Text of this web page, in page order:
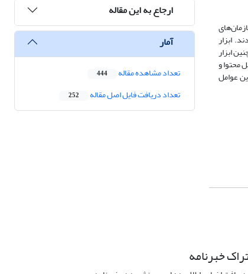
شدند. ابزار
ابزار
محتوا و
عوامل
ارجاع به این مقاله
آمار
تعداد مشاهده مقاله 444
تعداد دریافت فایل اصل مقاله 252
خبرنامه